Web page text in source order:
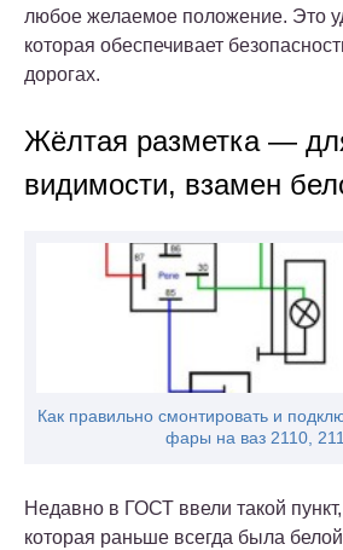
любое желаемое положение. Это
которая обеспечивает
дорогах.
Жёлтая разметка —
видимости, взамен
Как правильно смонтировать и
фары на ваз 2110,
Недавно в ГОСТ ввели такой пункт,
которая раньше всегда была